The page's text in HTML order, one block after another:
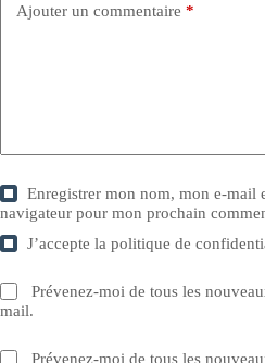
Ajouter un commentaire *
Enregistrer mon nom, mon e-mail
navigateur pour mon prochain
J’accepte lapolitique de
Prévenez-moi de tous les
mail.
Prévenez-moi de tous les